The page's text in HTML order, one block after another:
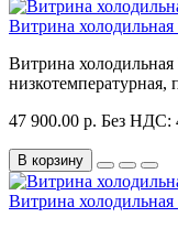
Витрина
Витрина
низкотемпературная,
47 900.00 р. Без НДС:
В корзину
Витрина